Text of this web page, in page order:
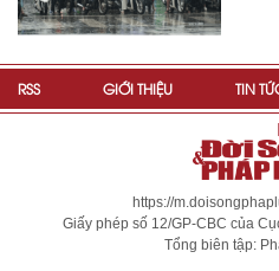
RSS GIỚI THIỆU TIN
https://
Giấy phép số 12/GP-CBC của
Tổng biên tập: